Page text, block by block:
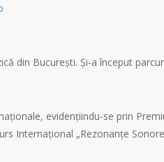
din București. Și-a început
evidențiindu-se prin
Internațional „Rezonanțe